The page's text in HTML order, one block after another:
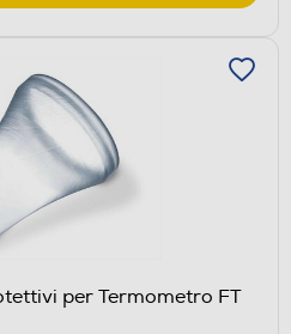
per Termometro FT